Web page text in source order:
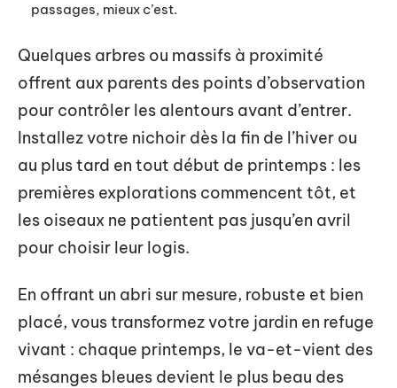
passages, mieux c’est.
Quelques arbres ou massifs à proximité
offrent aux parents des points d’observation
pour contrôler les alentours avant d’entrer.
Installez votre nichoir dès la fin de l’hiver ou
au plus tard en tout début de printemps : les
premières explorations commencent tôt, et
les oiseaux ne patientent pas jusqu’en avril
pour choisir leur logis.
En offrant un abri sur mesure, robuste et bien
placé, vous transformez votre jardin en refuge
vivant : chaque printemps, le va-et-vient des
mésanges bleues devient le plus beau des